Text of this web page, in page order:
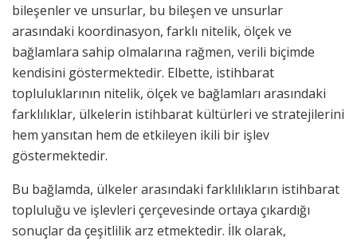
bileşenler ve unsurlar, bu bileşen ve unsurlar
arasındaki koordinasyon, farklı nitelik, ölçek ve
bağlamlara sahip olmalarına rağmen, verili biçimde
kendisini göstermektedir. Elbette, istihbarat
topluluklarının nitelik, ölçek ve bağlamları arasındaki
farklılıklar, ülkelerin istihbarat kültürleri ve stratejilerini
hem yansıtan hem de etkileyen ikili bir işlev
göstermektedir.
Bu bağlamda, ülkeler arasındaki farklılıkların istihbarat
topluluğu ve işlevleri çerçevesinde ortaya çıkardığı
sonuçlar da çeşitlilik arz etmektedir. İlk olarak,